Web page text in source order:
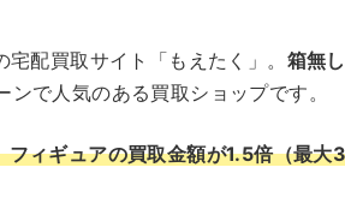
配買取サイト「もえたく」。 箱無
で人気のある買取ショップです。
ィギュアの買取金額が1.5倍（最大